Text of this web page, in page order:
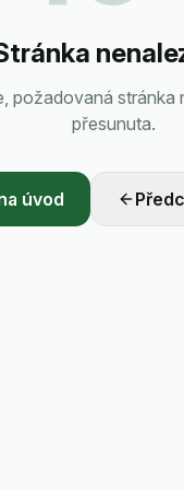
požadovaná stránka
přesunuta.
úvod